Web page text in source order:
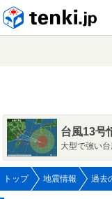
台風13号
大型で強い
トップ 地震情報 過去